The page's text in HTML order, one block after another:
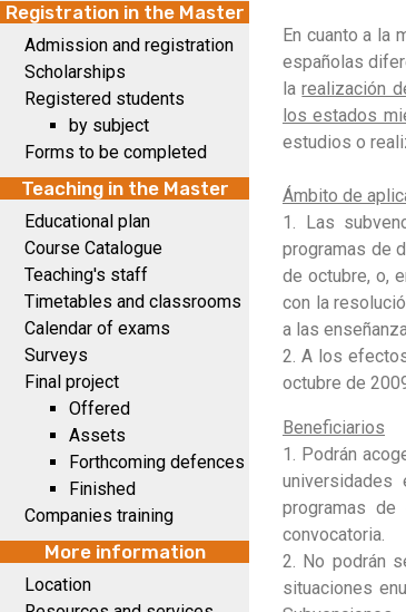
Registration in the Master
Admission and registration
Scholarships
Registered students
by subject
Forms to be completed
Teaching in the Master
Educational plan
Course Catalogue
Teaching's staff
Timetables and classrooms
Calendar of exams
Surveys
Final project
Offered
Assets
Forthcoming defences
Finished
Companies training
More information
Location
En cuanto a la
españolas
larealización
los estados
estudios o
Ámbito de
1. Las
programas de
de octubre, o,
con la
a las
2. A los
octubre de
Beneficiarios
1. Podrán
programas
convocatoria.
2. No podrán
situaciones